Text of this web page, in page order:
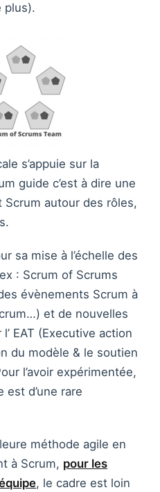
plus).
s’appuie sur la
guide c’est à dire une
autour des rôles,
sa mise à l’échelle des
: Scrum of Scrums
évènements Scrum à
et de nouvelles
EAT (Executive action
du modèle & le soutien
l’avoir expérimentée,
d’une rare
méthode agile en
à Scrum, pour les
, le cadre est loin